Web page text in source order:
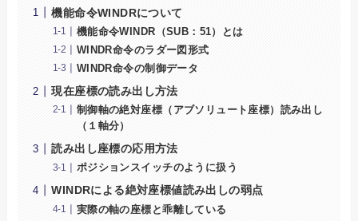
機能命令WINDRについて
機能命令WINDR（SUB：51）とは
WINDR命令のラダー図形式
WINDR命令の制御データ
現在座標の読み出し方法
制御軸の絶対座標（アブソリュート座標）読み出し
（１軸分）
読み出し座標の応用方法
ポジションスイッチのように扱う
WINDRによる絶対座標値読み出しの弱点
実際の軸の座標と乖離している